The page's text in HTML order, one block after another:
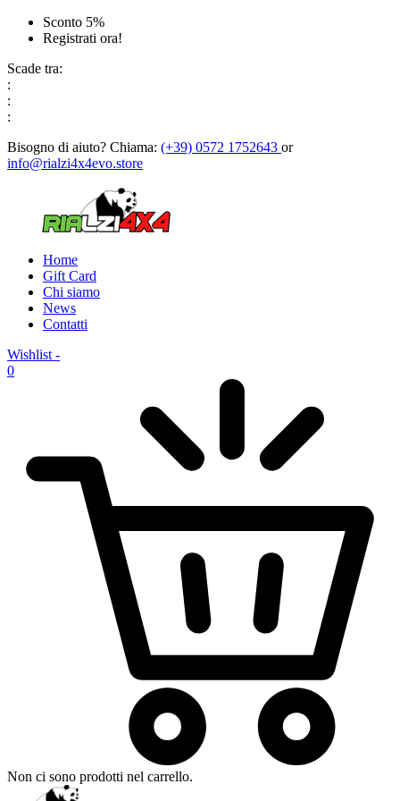
Sconto 5%
Registrati ora!
Scade tra:
:
:
:
Bisogno di aiuto? Chiama: (+39) 0572 1752643 or
info@rialzi4x4evo.store
Home
Gift Card
Chi siamo
News
Contatti
Wishlist -
0
Non ci sono prodotti nel carrello.